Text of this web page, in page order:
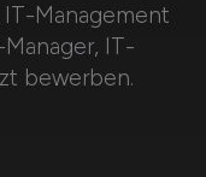
Management
IT-
bewerben.